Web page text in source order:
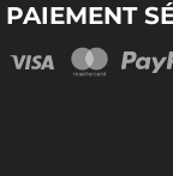
PAIEMENT